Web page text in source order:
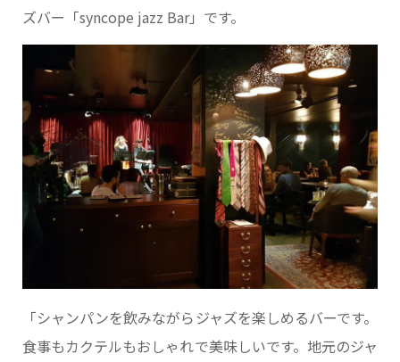
ズバー「syncope jazz Bar」です。
「シャンパンを飲みながらジャズを楽しめるバーです。
食事もカクテルもおしゃれで美味しいです。地元のジャ